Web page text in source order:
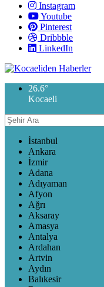
Instagram
Youtube
Pinterest
Dribbble
LinkedIn
26.6°
Kocaeli
İstanbul
Ankara
İzmir
Adana
Adıyaman
Afyon
Ağrı
Aksaray
Amasya
Antalya
Ardahan
Artvin
Aydın
Balıkesir